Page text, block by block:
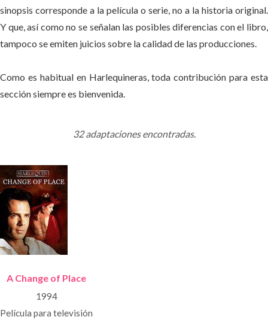
sinopsis corresponde a la película o serie, no a la historia original.
Y que, así como no se señalan las posibles diferencias con el libro,
tampoco se emiten juicios sobre la calidad de las producciones.
Como es habitual en Harlequineras, toda contribución para esta
sección siempre es bienvenida.
32 adaptaciones encontradas.
A Change of Place
1994
Película para televisión